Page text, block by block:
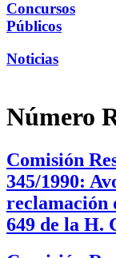
Concursos
Públicos
Noticias
Número
Comisión
345/1990:
reclamación
649 de la H.